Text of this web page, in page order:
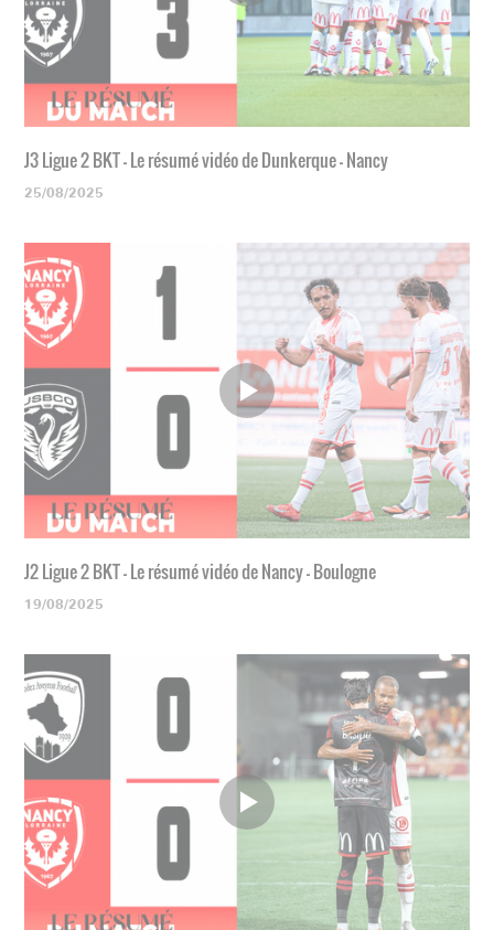
J3 Ligue 2 BKT - Le résumé vidéo de Dunkerque - Nancy
25/08/2025
J2 Ligue 2 BKT - Le résumé vidéo de Nancy - Boulogne
19/08/2025